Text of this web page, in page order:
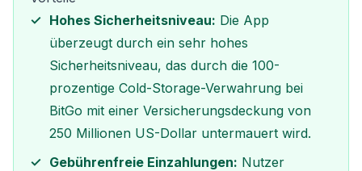
Hohes Sicherheitsniveau: Die App
überzeugt durch ein sehr hohes
Sicherheitsniveau, das durch die 100-
prozentige Cold-Storage-Verwahrung bei
BitGo mit einer Versicherungsdeckung von
250 Millionen US-Dollar untermauert wird.
Gebührenfreie Einzahlungen: Nutzer